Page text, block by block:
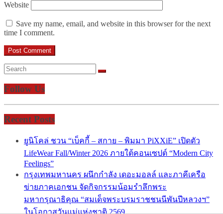
Website
Save my name, email, and website in this browser for the next
time I comment.
Follow Us
Recent Posts
ยูนิโคล่ ชวน “เบ็คกี้ – สกาย – พิมมา PiXXiE” เปิดตัว
LifeWear Fall/Winter 2026 ภายใต้คอนเซปต์ “Modern City
Feelings”
กรุงเทพมหานคร ผนึกกำลัง เดอะมอลล์ และภาคีเครือ
ข่ายภาคเอกชน จัดกิจกรรมน้อมรำลึกพระ
มหากรุณาธิคุณ “สมเด็จพระบรมราชชนนีพันปีหลวงฯ”
ในโอกาสวันแม่แห่งชาติ 2569